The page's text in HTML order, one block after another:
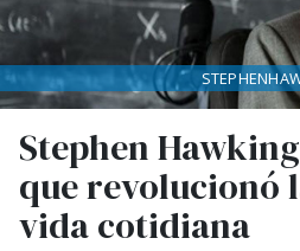
Stephen
que revolucionó
vida cotidiana